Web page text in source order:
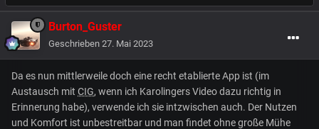
Burton_Guster
Geschrieben 27. Mai 2023
Da es nun mittlerweile doch eine recht etablierte App ist (im
Austausch mit CIG, wenn ich Karolingers Video dazu richtig in
Erinnerung habe), verwende ich sie intzwischen auch. Der Nutzen
und Komfort ist unbestreitbar und man findet ohne große Mühe